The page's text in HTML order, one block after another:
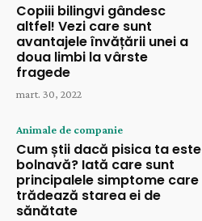
Copiii bilingvi gândesc
altfel! Vezi care sunt
avantajele învățării unei a
doua limbi la vârste
fragede
mart. 30, 2022
Animale de companie
Cum știi dacă pisica ta este
bolnavă? Iată care sunt
principalele simptome care
trădează starea ei de
sănătate